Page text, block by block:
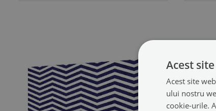
Acest
Acest site
ului nostru
cookie-urile.